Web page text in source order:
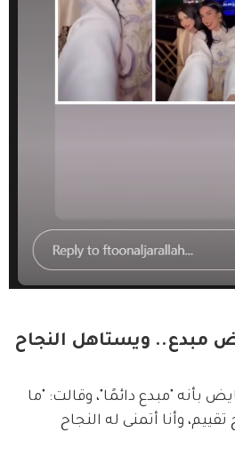
مبدع.. ويستاهل النجاح
"مبدع دائمًا"، وقالت: "ما
وأنا أتمنى له النجاح